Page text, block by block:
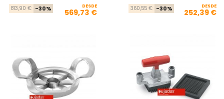
Precio base
813,90 € -30% Precio
DESDE
569,73 € 360,55 € -30% DESDE
252,39 €